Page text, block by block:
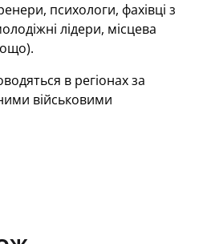
психологи, фахівці з
лідери, місцева
в регіонах за
військовими